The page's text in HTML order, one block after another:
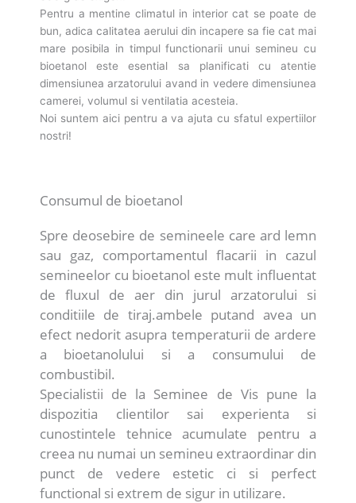
Pentru a mentine climatul in interior cat se poate de
bun, adica calitatea aerului din incapere sa fie cat mai
mare posibila in timpul functionarii unui semineu cu
bioetanol este esential sa planificati cu atentie
dimensiunea arzatorului avand in vedere dimensiunea
camerei, volumul si ventilatia acesteia.
Noi suntem aici pentru a va ajuta cu sfatul expertiilor
nostri!
Consumul de bioetanol
Spre deosebire de semineele care ard lemn
sau gaz, comportamentul flacarii in cazul
semineelor cu bioetanol este mult influentat
de fluxul de aer din jurul arzatorului si
conditiile de tiraj.ambele putand avea un
efect nedorit asupra temperaturii de ardere
a bioetanolului si a consumului de
combustibil.
Specialistii de la Seminee de Vis pune la
dispozitia clientilor sai experienta si
cunostintele tehnice acumulate pentru a
creea nu numai un semineu extraordinar din
punct de vedere estetic ci si perfect
functional si extrem de sigur in utilizare.